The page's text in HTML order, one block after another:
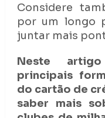
Considere
por um longo
juntar mais
Neste
principais
do cartão de
saber mais